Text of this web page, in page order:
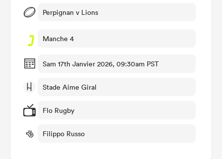
Perpignan v Lions
Manche 4
Sam 17th Janvier 2026, 09:30am PST
Stade Aime Giral
Flo Rugby
Filippo Russo